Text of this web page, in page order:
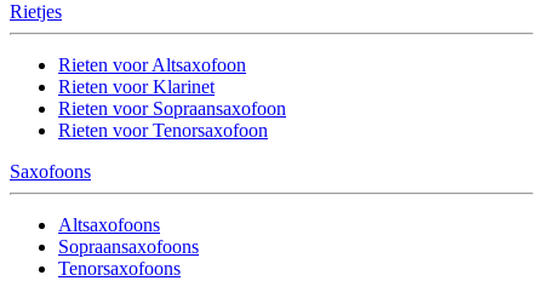
Rietjes
Rieten voor Altsaxofoon
Rieten voor Klarinet
Rieten voor Sopraansaxofoon
Rieten voor Tenorsaxofoon
Saxofoons
Altsaxofoons
Sopraansaxofoons
Tenorsaxofoons